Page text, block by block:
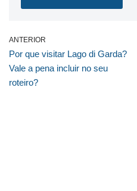
ANTERIOR
Por que visitar Lago di Garda?
Vale a pena incluir no seu
roteiro?